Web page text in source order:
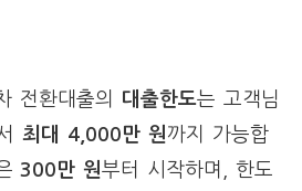
전환대출의 대출한도는 고객님
최대 4,000만 원까지 가능합
300만 원부터 시작하며, 한도